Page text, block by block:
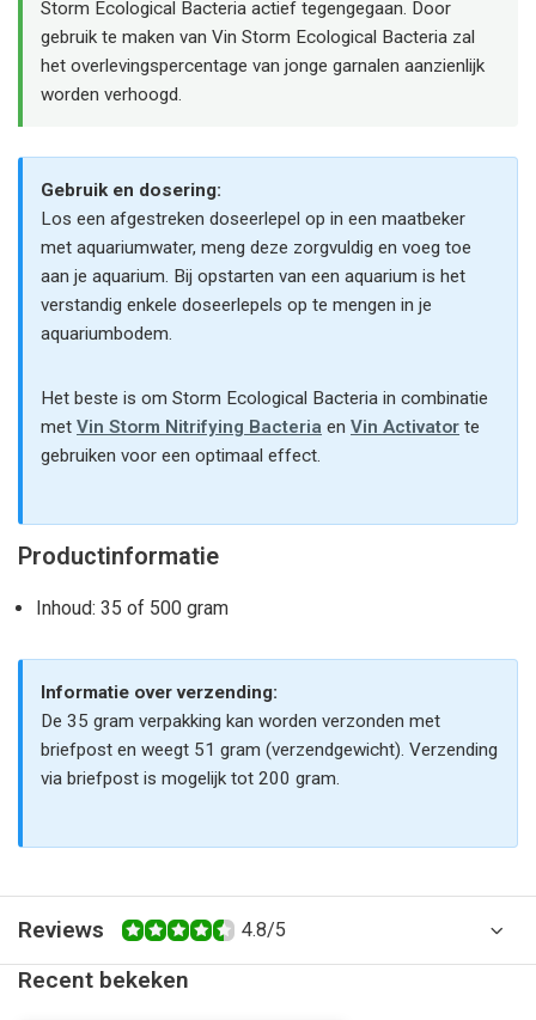
Storm Ecological Bacteria actief tegengegaan. Door
gebruik te maken van Vin Storm Ecological Bacteria zal
het overlevingspercentage van jonge garnalen aanzienlijk
worden verhoogd.
Gebruik en dosering:
Los een afgestreken doseerlepel op in een maatbeker
met aquariumwater, meng deze zorgvuldig en voeg toe
aan je aquarium. Bij opstarten van een aquarium is het
verstandig enkele doseerlepels op te mengen in je
aquariumbodem.
Het beste is om Storm Ecological Bacteria in combinatie
met Vin Storm Nitrifying Bacteria en Vin Activator te
gebruiken voor een optimaal effect.
Productinformatie
Inhoud: 35 of 500 gram
Informatie over verzending:
De 35 gram verpakking kan worden verzonden met
briefpost en weegt 51 gram (verzendgewicht). Verzending
via briefpost is mogelijk tot 200 gram.
Reviews 4.8/5
Recent bekeken